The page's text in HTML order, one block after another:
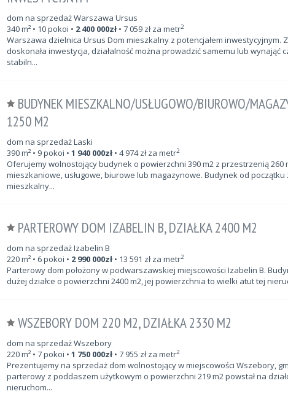
dom na sprzedaż Warszawa Ursus
340m²• 10 pokoi • 2 400 000zł• 7 059zł za metr2
Warszawa dzielnica Ursus Dom mieszkalny z potencjałem inwestycyjnym.
doskonała inwestycja, działalność można prowadzić samemu lub wynająć
stabiln...
BUDYNEK MIESZKALNO/USŁUGOWO/BIUROWO/
1250 M2
dom na sprzedaż Laski
390m²• 9 pokoi • 1 940 000zł• 4 974zł za metr2
Oferujemy wolnostojący budynek o powierzchni 390 m2 z przestrzenią 260
mieszkaniowe, usługowe, biurowe lub magazynowe. Budynek od
mieszkalny...
PARTEROWY DOM IZABELIN B, DZIAŁKA 2400 M2
dom na sprzedaż Izabelin B
220m²• 6 pokoi • 2 990 000zł• 13 591 zł za metr2
Parterowy dom położony w podwarszawskiej miejscowości Izabelin B.
dużej działce o powierzchni 2400 m2, jej powierzchnia to wielki atut tej
WSZEBORY DOM 220 M2, DZIAŁKA 2330 M2
dom na sprzedaż Wszebory
220m²• 7 pokoi • 1 750 000zł• 7 955 zł za metr2
Prezentujemy na sprzedaż dom wolnostojący w miejscowości Wszebory,
parterowy z poddaszem użytkowym o powierzchni 219 m2 powstał na
nieruchom...